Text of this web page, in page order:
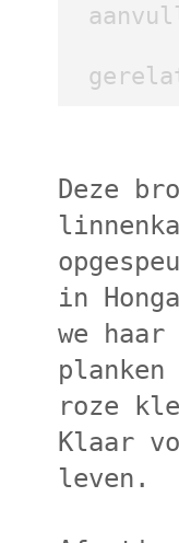
Deze
in
we haar
planken
roze
Klaar
leven.